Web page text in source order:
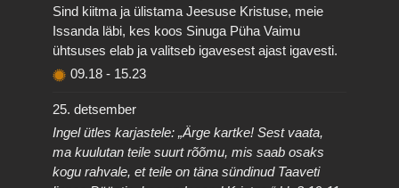
Sind kiitma ja ülistama Jeesuse Kristuse, meie
Issanda läbi, kes koos Sinuga Püha Vaimu
ühtsuses elab ja valitseb igavesest ajast igavesti.
09.18 - 15.23
25. detsember
Ingel ütles karjastele: „Ärge kartke! Sest vaata,
ma kuulutan teile suurt rõõmu, mis saab osaks
kogu rahvale, et teile on täna sündinud Taaveti